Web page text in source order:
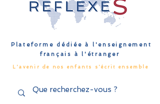
Plateforme dédiée à l'enseignement
français à l'étranger
L'avenir de nos enfants s'écrit ensemble